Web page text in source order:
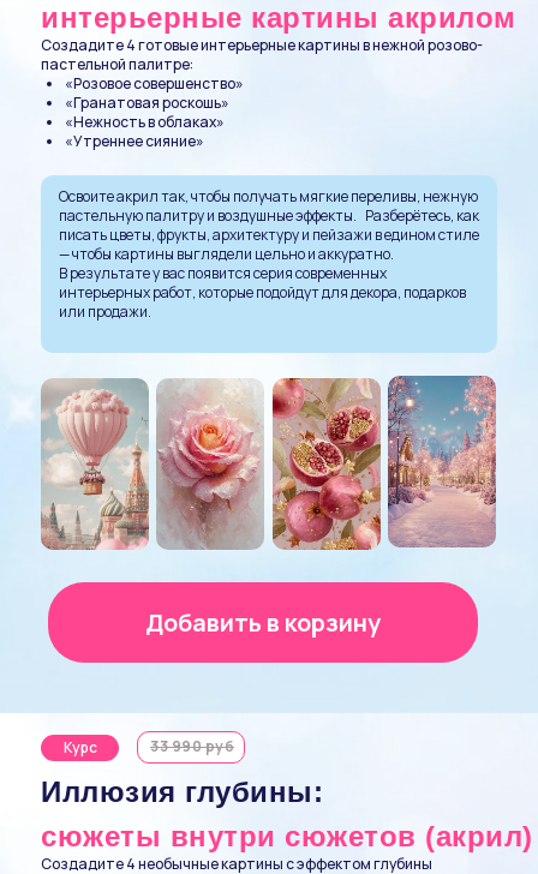
интерьерные картины акрилом
Создадите 4 готовые интерьерные картины в нежной розово-
пастельной палитре:
«Розовое совершенство»
«Гранатовая роскошь»
«Нежность в облаках»
«Утреннее сияние»
Освоите акрил так, чтобы получать мягкие переливы, нежную
пастельную палитру и воздушные эффекты. Разберётесь, как
писать цветы, фрукты, архитектуру и пейзажи в едином стиле
— чтобы картины выглядели цельно и аккуратно.
В результате у вас появится серия современных
интерьерных работ, которые подойдут для декора, подарков
или продажи.
Добавить в корзину
Иллюзия глубины:
сюжеты внутри сюжетов (акрил)
Создадите 4 необычные картины с эффектом глубины
Курс 33 990 руб